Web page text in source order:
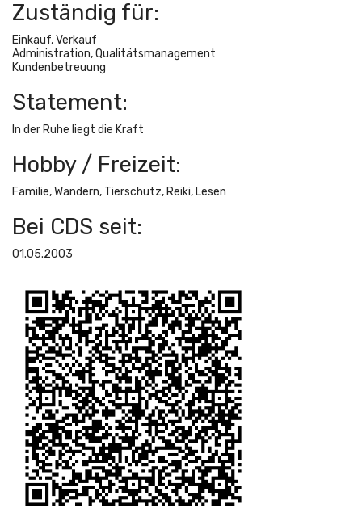
Zuständig für:
Einkauf, Verkauf
Administration, Qualitätsmanagement
Kundenbetreuung
Statement:
In der Ruhe liegt die Kraft
Hobby / Freizeit:
Familie, Wandern, Tierschutz, Reiki, Lesen
Bei CDS seit:
01.05.2003